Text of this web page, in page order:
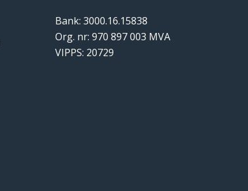
Bank: 3000.16.15838
Org. nr: 970 897 003 MVA
VIPPS: 20729